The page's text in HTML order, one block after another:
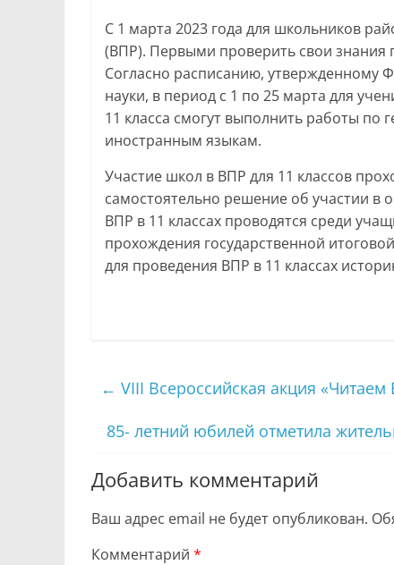
С 1 марта 2023 года для школьников
(ВПР). Первыми проверить свои знания
Согласно расписанию, утвержденному
науки, в период с 1 по 25 марта для
11 класса смогут выполнить работы по
иностранным языкам.
Участие школ в ВПР для 11 классов
самостоятельно решение об участии в
ВПР в 11 классах проводятся среди
прохождения государственной
для проведения ВПР в 11 классах
← VIII Всероссийская акция «Читаем
85- летний юбилей отметила
Добавить комментарий
Ваш адрес email не будет опубликован.
Комментарий *